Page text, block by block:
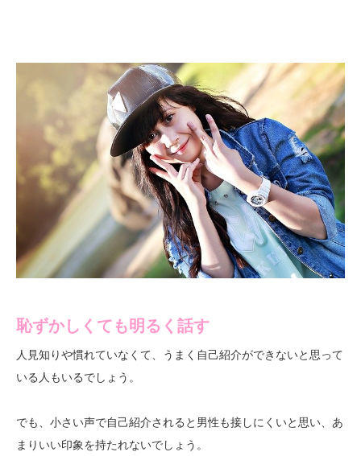
恥ずかしくても明るく話す
人見知りや慣れていなくて、うまく自己紹介ができないと思って
いる人もいるでしょう。
でも、小さい声で自己紹介されると男性も接しにくいと思い、あ
まりいい印象を持たれないでしょう。